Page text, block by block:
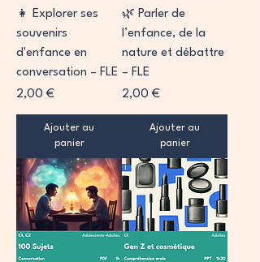
👧 Explorer ses
souvenirs
d'enfance en
conversation – FLE
Prix
2,00 €
Ajouter au
panier
🌿 Parler de
l’enfance, de la
nature et débattre
– FLE
Prix
2,00 €
Ajouter au
panier